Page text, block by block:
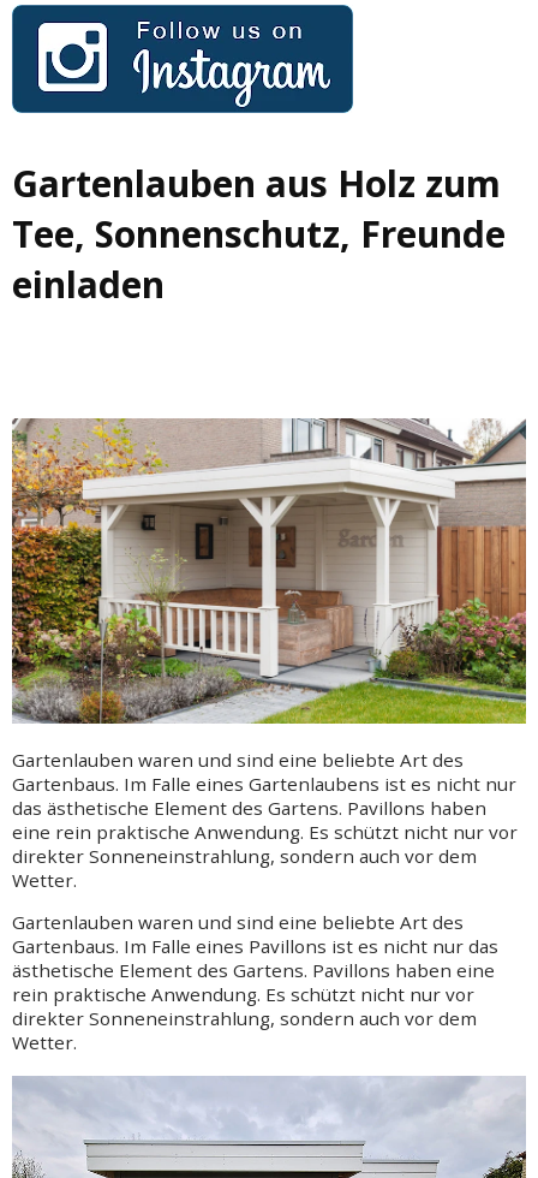
Gartenlauben aus Holz zum
Tee, Sonnenschutz, Freunde
einladen
Gartenlauben waren und sind eine beliebte Art des
Gartenbaus. Im Falle eines Gartenlaubens ist es nicht nur
das ästhetische Element des Gartens. Pavillons haben
eine rein praktische Anwendung. Es schützt nicht nur vor
direkter Sonneneinstrahlung, sondern auch vor dem
Wetter.
Gartenlauben waren und sind eine beliebte Art des
Gartenbaus. Im Falle eines Pavillons ist es nicht nur das
ästhetische Element des Gartens. Pavillons haben eine
rein praktische Anwendung. Es schützt nicht nur vor
direkter Sonneneinstrahlung, sondern auch vor dem
Wetter.